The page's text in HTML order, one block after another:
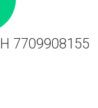
7709908155